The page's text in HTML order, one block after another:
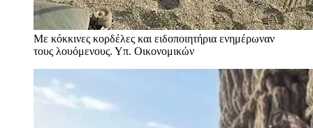
Με κόκκινες κορδέλες και ειδοποιητήρια ενημέρωναν
τους λουόμενους. Υπ. Οικονομικών